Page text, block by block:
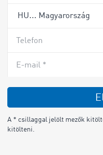
Telefon
E-mail *
A * csillaggal jelölt mezők
kitölteni.